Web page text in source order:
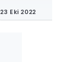
23 Eki 2022